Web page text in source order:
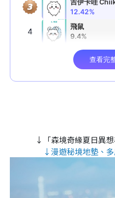
↓「森境奇緣夏日異
↓漫遊秘境地墊、